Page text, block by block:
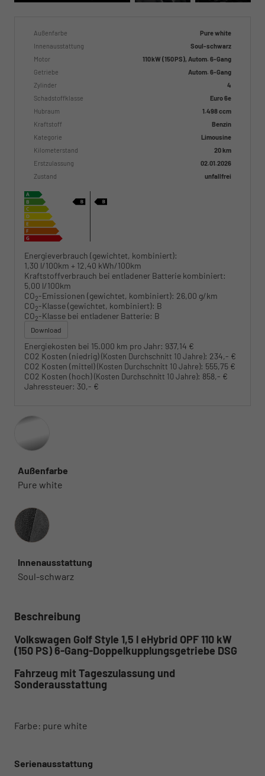
Außenfarbe
Pure white
Innenausstattung
Soul-schwarz
Motor
110 kW (150 PS), Autom. 6-Gang
Getriebe
Autom. 6-Gang
Zylinder
4
Schadstoffklasse
Euro 6e
Hubraum
1.498 ccm
Kraftstoff
Benzin
Kategorie
Limousine
Kilometerstand
20 km
Erstzulassung
02.01.2026
Zustand
unfallfrei
Energieverbrauch (gewichtet, kombiniert):
1,30 l/100km + 12,40 kWh/100km
Kraftstoffverbrauch bei entladener Batterie kombiniert:
5,00 l/100km
CO2-Emissionen (gewichtet, kombiniert): 26,00 g/km
CO2-Klasse (gewichtet, kombiniert): B
CO2-Klasse bei entladener Batterie: B
Download
Energiekosten bei 15.000 km pro Jahr: 937,14 €
CO2 Kosten (niedrig)(Kosten Durchschnitt 10 Jahre): 234,- €
CO2 Kosten (mittel)(Kosten Durchschnitt 10 Jahre): 555,75 €
CO2 Kosten (hoch)(Kosten Durchschnitt 10 Jahre): 858,- €
Jahressteuer: 30,- €
Außenfarbe
Pure white
Innenausstattung
Innenausstattung
Soul-schwarz
Beschreibung
Volkswagen Golf Style 1,5 l eHybrid OPF 110 kW
(150 PS) 6-Gang-Doppelkupplungsgetriebe DSG
Fahrzeug mit Tageszulassung und
Sonderausstattung
Farbe: pure white
Serienausstattung